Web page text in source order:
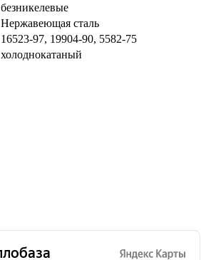
безникелевые
Нержавеющая сталь
16523-97, 19904-90, 5582-75
холоднокатаный